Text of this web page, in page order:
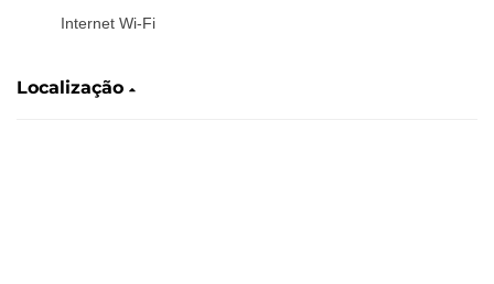
Internet Wi-Fi
Localização